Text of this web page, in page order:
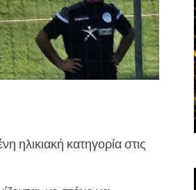
ηλικιακή κατηγορία στις